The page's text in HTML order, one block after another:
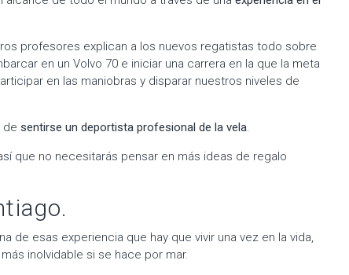
profesores explican a los nuevos regatistas todo sobre
en un Volvo 70 e iniciar una carrera en la que la meta
en las maniobras y disparar nuestros niveles de
de sentirse un deportista profesional de la vela.
que no necesitarás pensar en más ideas de regalo
de esas experiencia que hay que vivir una vez en la vida,
inolvidable si se hace por mar.